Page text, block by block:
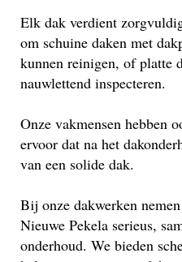
Elk dak verdient
om schuine daken met
kunnen reinigen, of platte
nauwlettend inspecteren.
Onze vakmensen hebben
ervoor dat na het
van een solide dak.
Bij onze dakwerken
Nieuwe Pekela serieus,
onderhoud. We bieden